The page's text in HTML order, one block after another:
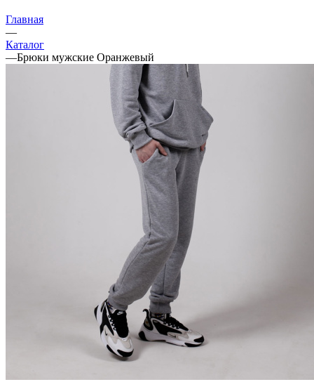
Главная
—
Каталог
—Брюки мужские Оранжевый